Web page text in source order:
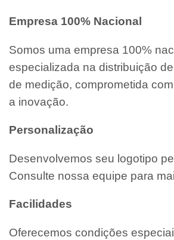
Empresa 100% Nacional
Somos uma empresa 100%
especializada na distribuição
de medição, comprometida
a inovação.
Personalização
Desenvolvemos seu logotipo
Consulte nossa equipe para
Facilidades
Oferecemos condições